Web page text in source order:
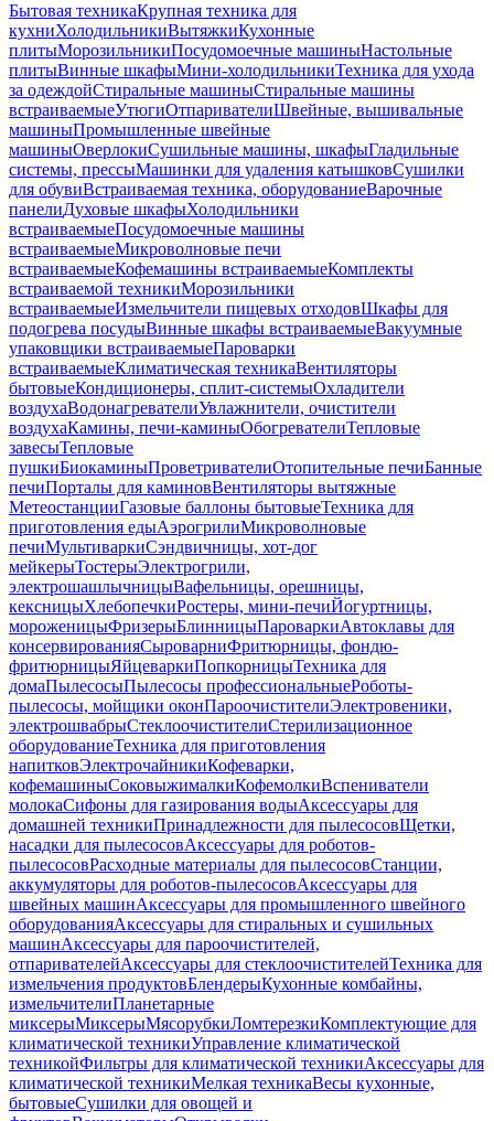
Бытовая техникаКрупная техника для
кухниХолодильникиВытяжкиКухонные
плитыМорозильникиПосудомоечные машиныНастольные
плитыВинные шкафыМини-холодильникиТехника для ухода
за одеждойСтиральные машиныСтиральные машины
встраиваемыеУтюгиОтпаривателиШвейные, вышивальные
машиныПромышленные швейные
машиныОверлокиСушильные машины, шкафыГладильные
системы, прессыМашинки для удаления катышковСушилки
для обувиВстраиваемая техника, оборудованиеВарочные
панелиДуховые шкафыХолодильники
встраиваемыеПосудомоечные машины
встраиваемыеМикроволновые печи
встраиваемыеКофемашины встраиваемыеКомплекты
встраиваемой техникиМорозильники
встраиваемыеИзмельчители пищевых отходовШкафы для
подогрева посудыВинные шкафы встраиваемыеВакуумные
упаковщики встраиваемыеПароварки
встраиваемыеКлиматическая техникаВентиляторы
бытовыеКондиционеры, сплит-системыОхладители
воздухаВодонагревателиУвлажнители, очистители
воздухаКамины, печи-каминыОбогревателиТепловые
завесыТепловые
пушкиБиокаминыПроветривателиОтопительные печиБанные
печиПорталы для каминовВентиляторы вытяжные
МетеостанцииГазовые баллоны бытовыеТехника для
приготовления едыАэрогрилиМикроволновые
печиМультиваркиСэндвичницы, хот-дог
мейкерыТостерыЭлектрогрили,
электрошашлычницыВафельницы, орешницы,
кексницыХлебопечкиРостеры, мини-печиЙогуртницы,
мороженицыФризерыБлинницыПароваркиАвтоклавы для
консервированияСыроварниФритюрницы, фондю-
фритюрницыЯйцеваркиПопкорницыТехника для
домаПылесосыПылесосы профессиональныеРоботы-
пылесосы, мойщики оконПароочистителиЭлектровеники,
электрошвабрыСтеклоочистителиСтерилизационное
оборудованиеТехника для приготовления
напитковЭлектрочайникиКофеварки,
кофемашиныСоковыжималкиКофемолкиВспениватели
молокаСифоны для газирования водыАксессуары для
домашней техникиПринадлежности для пылесосовЩетки,
насадки для пылесосовАксессуары для роботов-
пылесосовРасходные материалы для пылесосовСтанции,
аккумуляторы для роботов-пылесосовАксессуары для
швейных машинАксессуары для промышленного швейного
оборудованияАксессуары для стиральных и сушильных
машинАксессуары для пароочистителей,
отпаривателейАксессуары для стеклоочистителейТехника для
измельчения продуктовБлендерыКухонные комбайны,
измельчителиПланетарные
миксерыМиксерыМясорубкиЛомтерезкиКомплектующие для
климатической техникиУправление климатической
техникойФильтры для климатической техникиАксессуары для
климатической техникиМелкая техникаВесы кухонные,
бытовыеСушилки для овощей и